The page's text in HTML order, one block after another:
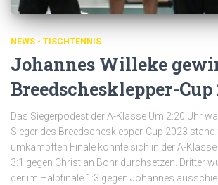
NEWS - TISCHTENNIS
Johannes Willeke
Breedschesklepper-Cup
Das Siegerpodest der A-Klasse Um 2:20 Uhr
Sieger des Breedschesklepper-Cup 2023
umkämpften Finale konnte sich in der A-
3:1 gegen Christian Bohr durchsetzen. Dritter
der im Halbfinale 1:3 gegen Johannes